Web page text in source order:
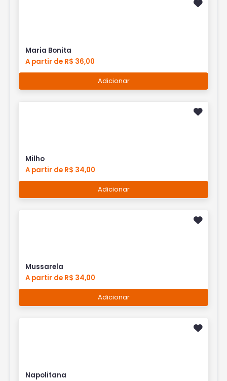
Maria Bonita
A partir de R$ 36,00
Adicionar
Milho
A partir de R$ 34,00
Adicionar
Mussarela
A partir de R$ 34,00
Adicionar
Napolitana